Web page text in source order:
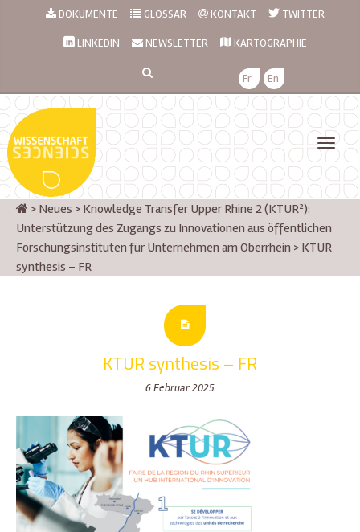
DOKUMENTE GLOSSAR KONTAKT TWITTER
LINKEDIN NEWSLETTER KARTOGRAPHIE
Fr En
> Neues > Knowledge Transfer Upper Rhine 2 (KTUR²):
Unterstützung des Zugangs zu Innovationen aus öffentlichen
Forschungsinstituten für Unternehmen am Oberrhein > KTUR
synthesis – FR
KTUR synthesis – FR
6 Februar 2025